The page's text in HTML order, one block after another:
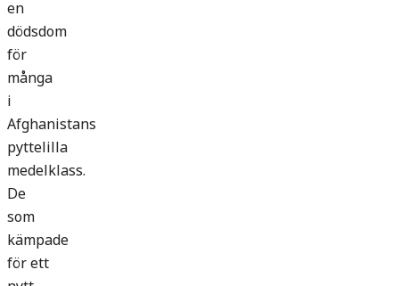
en
dödsdom
för
många
i
Afghanistans
pyttelilla
medelklass.
De
som
kämpade
för ett